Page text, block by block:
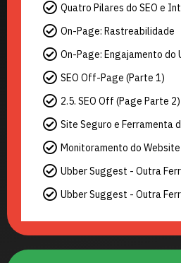
Quatro Pilares do SEO e
On-Page: Rastreabilidade
On-Page: Engajamento do
SEO Off-Page (Parte 1)
2.5. SEO Off (Page Parte 2)
Site Seguro e Ferramenta
Monitoramento do Website
Ubber Suggest - Outra
Ubber Suggest - Outra